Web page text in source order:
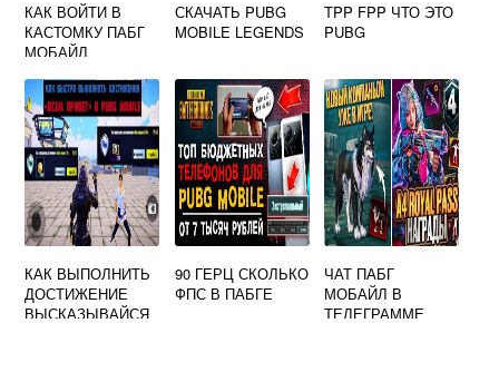
КАК ВОЙТИ В
КАСТОМКУ ПАБГ
МОБАЙЛ
СКАЧАТЬ PUBG
MOBILE LEGENDS
TPP FPP ЧТО ЭТО
PUBG
КАК ВЫПОЛНИТЬ
ДОСТИЖЕНИЕ
ВЫСКАЗЫВАЙСЯ
90 ГЕРЦ СКОЛЬКО
ФПС В ПАБГЕ
ЧАТ ПАБГ
МОБАЙЛ В
ТЕЛЕГРАММЕ